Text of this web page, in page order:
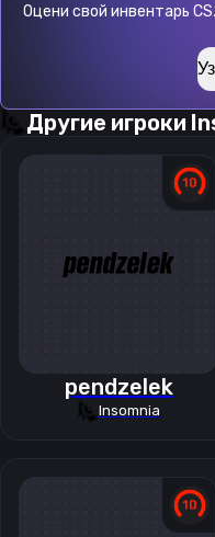
Оцени свой инвентарь
Другие игроки
pendzelek
Insomnia